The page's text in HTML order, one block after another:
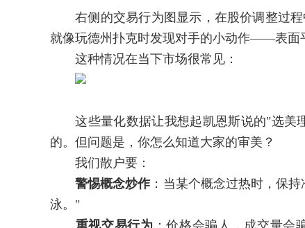
右侧的交易行为图显示，在股价调整过程
就像玩德州扑克时发现对手的小动作——表面
这种情况在当下市场很常见：
这些量化数据让我想起凯恩斯说的"选美
的。但问题是，你怎么知道大家的审美？
我们散户要：
警惕概念炒作：当某个概念过热时，保
泳。"
重视交易行为 ：价格会骗人，成交量